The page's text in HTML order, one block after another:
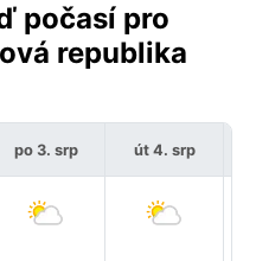
počasí pro
republika
po 3. srp út 4. srp